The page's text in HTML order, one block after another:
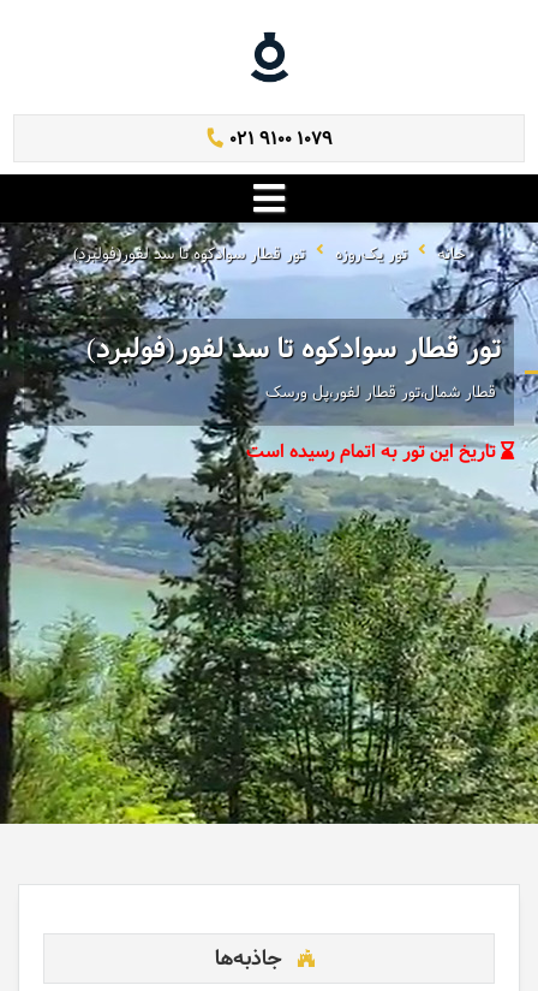
021 9100 1079
خانه تور یک‌روزه تور قطار سوادکوه تا سد لفور(فولبرد)
تور قطار سوادکوه تا سد لفور(فولبرد)
قطار شمال،تور قطار لفور،پل ورسک
تاریخ این تور به اتمام رسیده است
جاذبه‌ها